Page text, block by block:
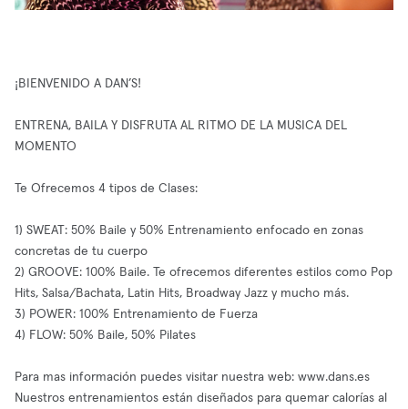
¡BIENVENIDO A DAN’S!
ENTRENA, BAILA Y DISFRUTA AL RITMO DE LA MUSICA DEL
MOMENTO
Te Ofrecemos 4 tipos de Clases:
1) SWEAT: 50% Baile y 50% Entrenamiento enfocado en zonas
concretas de tu cuerpo
2) GROOVE: 100% Baile. Te ofrecemos diferentes estilos como Pop
Hits, Salsa/Bachata, Latin Hits, Broadway Jazz y mucho más.
3) POWER: 100% Entrenamiento de Fuerza
4) FLOW: 50% Baile, 50% Pilates
Para mas información puedes visitar nuestra web: www.dans.es
Nuestros entrenamientos están diseñados para quemar calorías al